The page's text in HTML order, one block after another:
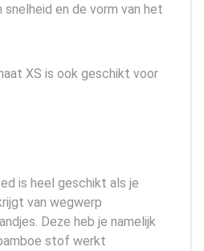
snelheid en de vorm van het
XS is ook geschikt voor
is heel geschikt als je
van wegwerp
Deze heb je namelijk
stof werkt